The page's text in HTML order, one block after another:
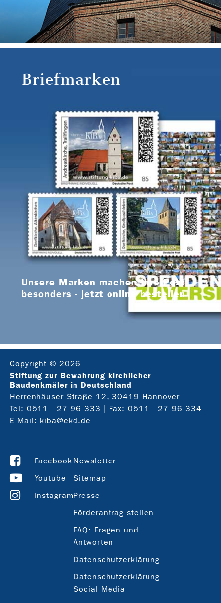
Briefmarken
Unsere Marken machen Ihre Post
besonders - jetzt online bestellen
Copyright © 2026
Stiftung zur Bewahrung kirchlicher
Baudenkmäler in Deutschland
Herrenhäuser Straße 12, 30419 Hannover
Tel: 0511 - 27 96 333
| Fax: 0511 - 27 96 334
E-Mail: kiba@ekd.de
Facebook
Youtube
Instagram
Newsletter
Sitemap
Presse
Förderantrag stellen
FAQ: Fragen und
Antworten
Datenschutzerklärung
Datenschutzerklärung
Social Media